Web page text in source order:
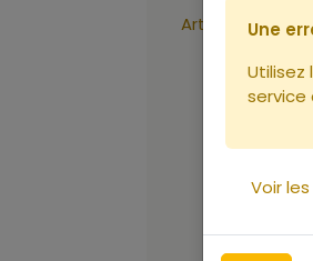
Articles Voile
Une
service
Voir